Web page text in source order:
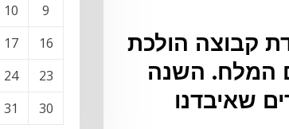
קבוצה הולכת
המלח. השנה
שאיבדנו
9
10
16
17
23
24
30
31